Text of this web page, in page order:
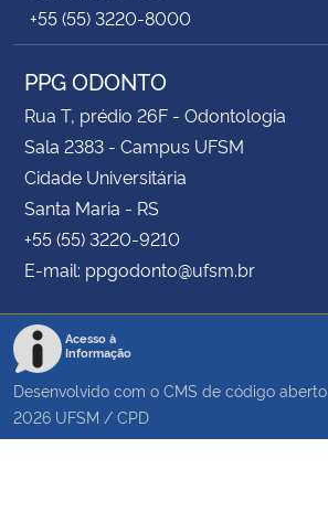
+55 (55) 3220-8000
PPG ODONTO
Rua T, prédio 26F - Odontologia
Sala 2383 - Campus UFSM
Cidade Universitária
Santa Maria - RS
+55 (55) 3220-9210
E-mail: ppgodonto@ufsm.br
Acesso à
Informação
Desenvolvido com o CMS de código aberto
2026 UFSM / CPD